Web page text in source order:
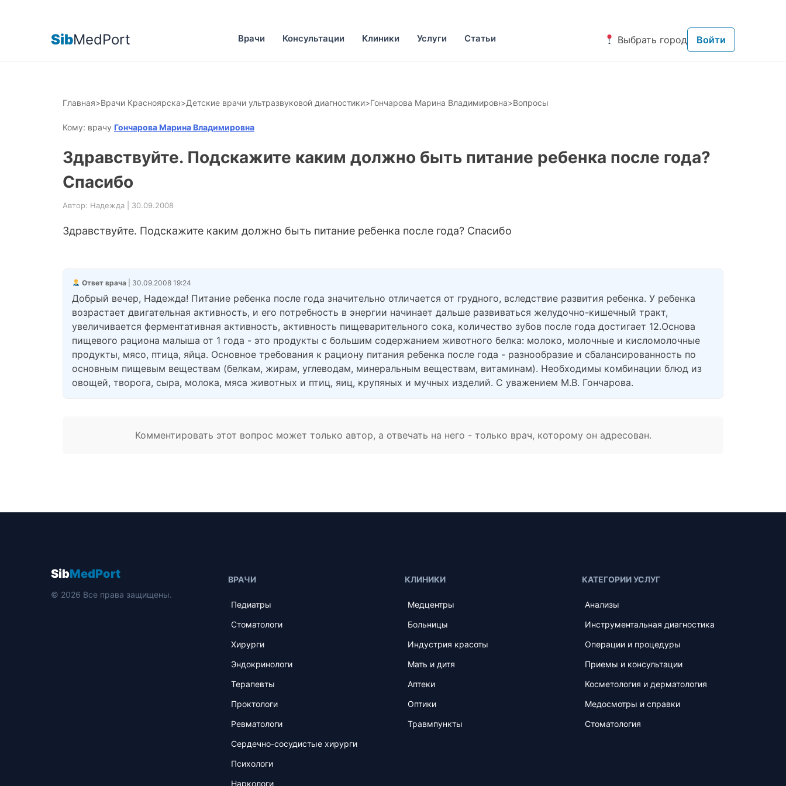
SibMedPort Врачи Консультации Клиники Услуги Статьи Выбрать город Войти
Главная>Врачи Красноярска>Детские врачи ультразвуковой диагностики>Гончарова Марина Владимировна>Вопросы
Кому: врачу Гончарова Марина Владимировна
Здравствуйте. Подскажите каким должно быть питание ребенка после года?
Спасибо
Автор: Надежда | 30.09.2008
Здравствуйте. Подскажите каким должно быть питание ребенка после года? Спасибо
Ответ врача| 30.09.2008 19:24
Добрый вечер, Надежда! Питание ребенка после года значительно отличается от грудного, вследствие развития ребенка. У ребенка
возрастает двигательная активность, и его потребность в энергии начинает дальше развиваться желудочно-кишечный тракт,
увеличивается ферментативная активность, активность пищеварительного сока, количество зубов после года достигает 12.Основа
пищевого рациона малыша от 1 года - это продукты с большим содержанием животного белка: молоко, молочные и кисломолочные
продукты, мясо, птица, яйца. Основное требования к рациону питания ребенка после года - разнообразие и сбалансированность по
основным пищевым веществам (белкам, жирам, углеводам, минеральным веществам, витаминам). Необходимы комбинации блюд из
овощей, творога, сыра, молока, мяса животных и птиц, яиц, крупяных и мучных изделий. С уважением М.В. Гончарова.
Комментировать этот вопрос может только автор, а отвечать на него - только врач, которому он адресован.
SibMedPort
© 2026 Все права защищены.
ВРАЧИ
Педиатры
Стоматологи
Хирурги
Эндокринологи
Терапевты
Проктологи
Ревматологи
Сердечно-сосудистые хирурги
Психологи
Наркологи
КЛИНИКИ
Медцентры
Больницы
Индустрия красоты
Мать и дитя
Аптеки
Оптики
Травмпункты
КАТЕГОРИИ УСЛУГ
Анализы
Инструментальная диагностика
Операции и процедуры
Приемы и консультации
Косметология и дерматология
Медосмотры и справки
Стоматология